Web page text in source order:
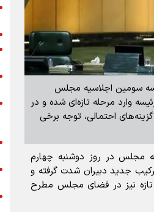
سومین اجلاسیه مجلس
وارد مرحله تازه‌ای شده و در
احتمالی، توجه برخی
مجلس در روز دوشنبه چهارم
ترکیب جدید دبیران شدت گرفته و
تازه نیز در فضای مجلس مطرح